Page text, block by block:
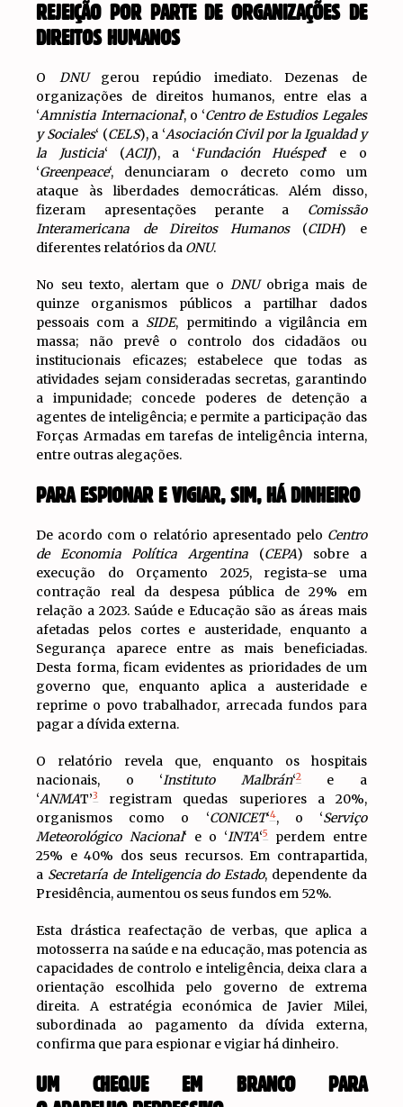
REJEIÇÃO POR PARTE DE ORGANIZAÇÕES DE
DIREITOS HUMANOS
O DNU gerou repúdio imediato. Dezenas de
organizações de direitos humanos, entre elas a
‘Amnistia Internacional‘, o ‘Centro de Estudios Legales
y Sociales‘ (CELS), a ‘Asociación Civil por la Igualdad y
la Justicia‘ (ACIJ), a ‘Fundación Huésped‘ e o
‘Greenpeace‘, denunciaram o decreto como um
ataque às liberdades democráticas. Além disso,
fizeram apresentações perante a Comissão
Interamericana de Direitos Humanos (CIDH) e
diferentes relatórios da ONU.
No seu texto, alertam que oDNUobriga mais de
quinze organismos públicos a partilhar dados
pessoais com a SIDE, permitindo a vigilância em
massa; não prevê o controlo dos cidadãos ou
institucionais eficazes; estabelece que todas as
atividades sejam consideradas secretas, garantindo
a impunidade; concede poderes de detenção a
agentes de inteligência; e permite a participação das
Forças Armadas em tarefas de inteligência interna,
entre outras alegações.
PARA ESPIONAR E VIGIAR, SIM, HÁ DINHEIRO
De acordo com o relatório apresentado pelo Centro
de Economia Política Argentina (CEPA) sobre a
execução do Orçamento 2025, regista-se uma
contração real da despesa pública de 29% em
relação a 2023. Saúde e Educação são as áreas mais
afetadas pelos cortes e austeridade, enquanto a
Segurança aparece entre as mais beneficiadas.
Desta forma, ficam evidentes as prioridades de um
governo que, enquanto aplica a austeridade e
reprime o povo trabalhador, arrecada fundos para
pagar a dívida externa.
O relatório revela que, enquanto os hospitais
nacionais, o ‘Instituto Malbrán‘2e a
‘ANMAT’3
registram quedas superiores a 20%,
organismos como o ‘CONICET‘4, o ‘Serviço
Meteorológico Nacional‘ e o ‘INTA‘5
perdem entre
25% e 40% dos seus recursos. Em contrapartida,
a Secretaría de Inteligencia do Estado, dependente da
Presidência, aumentou os seus fundos em 52%.
Esta drástica reafectação de verbas, que aplica a
motosserra na saúde e na educação, mas potencia as
capacidades de controlo e inteligência, deixa clara a
orientação escolhida pelo governo de extrema
direita. A estratégia económica de Javier Milei,
subordinada ao pagamento da dívida externa,
confirma que para espionar e vigiar há dinheiro.
UM CHEQUE EM BRANCO PARA